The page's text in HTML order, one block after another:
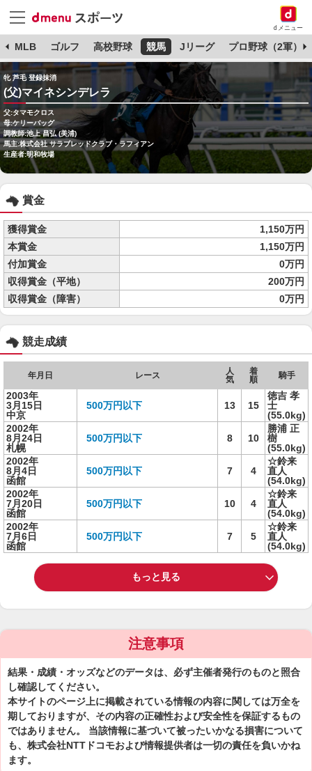
dメニュー
MLB ゴルフ 高校野球 競馬 Jリーグ プロ野球（2軍）
牝 芦毛 登録抹消
(父)マイネシンデレラ
父:タマモクロス
母:ケリーバッグ
調教師:池上 昌弘 (美浦)
馬主:株式会社 サラブレッドクラブ・ラフィアン
生産者:明和牧場
賞金
獲得賞金
1,150万円
本賞金
1,150万円
付加賞金
0万円
収得賞金（平地）
200万円
収得賞金（障害）
0万円
競走成績
年月日 レース
人
気
着
順
騎手
2003年
3月15日
中京
500万円以下 13 15
徳吉 孝
士
(55.0kg)
2002年
8月24日
札幌
500万円以下 8 10
勝浦 正
樹
(55.0kg)
2002年
8月4日
函館
500万円以下 7 4
☆鈴来
直人
(54.0kg)
2002年
7月20日
函館
500万円以下 10 4
☆鈴来
直人
(54.0kg)
2002年
7月6日
函館
500万円以下 7 5
☆鈴来
直人
(54.0kg)
もっと見る
注意事項
結果・成績・オッズなどのデータは、必ず主催者発行のものと照合
し確認してください。
本サイトのページ上に掲載されている情報の内容に関しては万全を
期しておりますが、その内容の正確性および安全性を保証するもの
ではありません。 当該情報に基づいて被ったいかなる損害について
も、株式会社NTTドコモおよび情報提供者は一切の責任を負いかね
ます。